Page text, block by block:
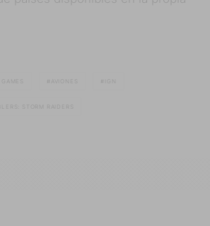
STORM RAIDERS